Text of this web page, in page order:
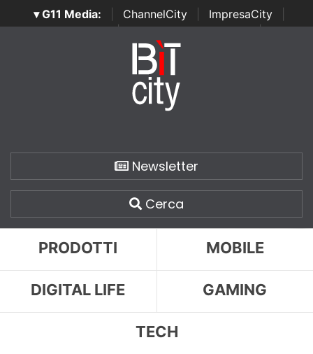
▾ G11 Media: ChannelCity ImpresaCity
SecurityOpenLab | Italian Channel Awards | Italian
Italian Security Awards
Newsletter
Cerca
PRODOTTI MOBILE
DIGITAL LIFE GAMING
TECH